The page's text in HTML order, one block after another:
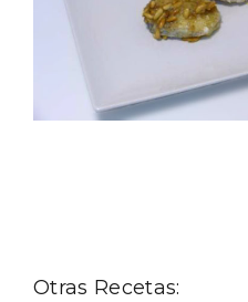
Otras Recetas: